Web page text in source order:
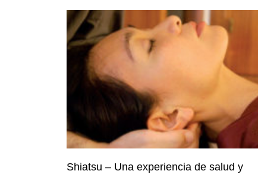
Shiatsu – Una experiencia de salud y